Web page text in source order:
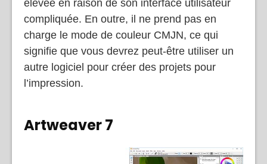
inconvénients est sa courbe d’apprentissage
élevée en raison de son interface utilisateur
compliquée. En outre, il ne prend pas en
charge le mode de couleur CMJN, ce qui
signifie que vous devrez peut-être utiliser un
autre logiciel pour créer des projets pour